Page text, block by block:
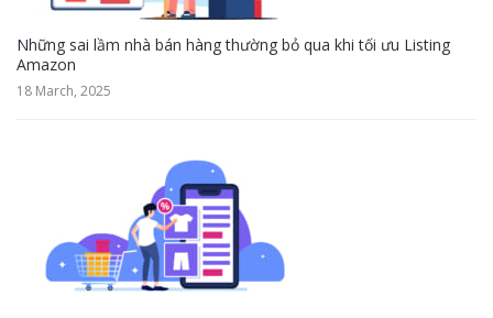
Những sai lầm nhà bán hàng thường bỏ qua khi tối ưu Listing
Amazon
18 March, 2025